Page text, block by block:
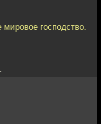
господство.